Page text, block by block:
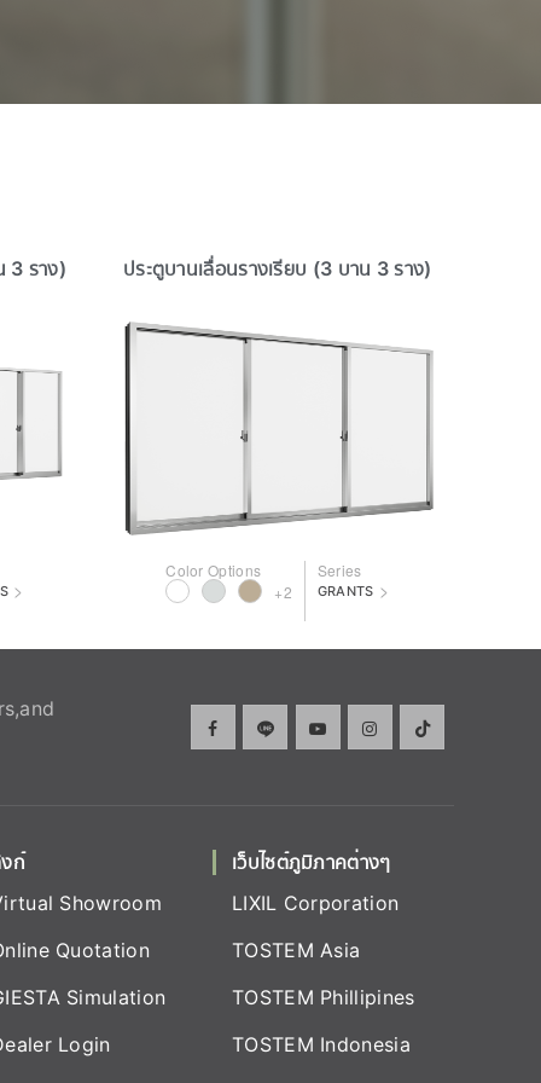
3 ราง)
>
ประตูบานเลื่อนรางเรียบ (3 บาน 3 ราง)
Color Options
+2
Series
GRANTS >
ก์
Showroom
Quotation
Simulation
Login
เว็บไซต์ภูมิภาคต่างๆ
LIXIL Corporation
TOSTEM Asia
TOSTEM Phillipines
TOSTEM Indonesia